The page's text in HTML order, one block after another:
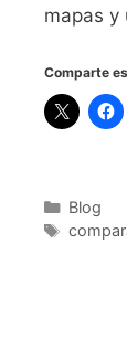
mapas y
Comparte
Blog